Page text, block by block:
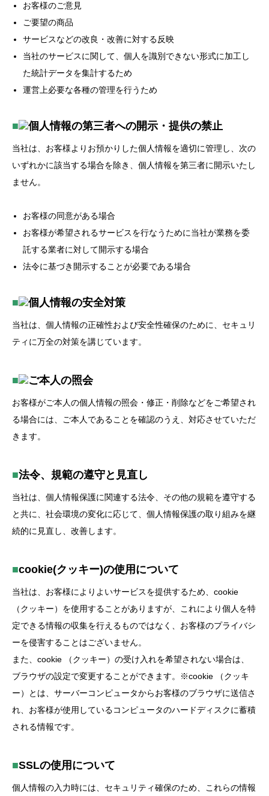
お客様のご意見
ご要望の商品
サービスなどの改良・改善に対する反映
当社のサービスに関して、個人を識別できない形式に加工し
た統計データを集計するため
運営上必要な各種の管理を行うため
■ 個人情報の第三者への開示・提供の禁止
当社は、お客様よりお預かりした個人情報を適切に管理し、次の
いずれかに該当する場合を除き、個人情報を第三者に開示いたし
ません。
お客様の同意がある場合
お客様が希望されるサービスを行なうために当社が業務を委
託する業者に対して開示する場合
法令に基づき開示することが必要である場合
■ 個人情報の安全対策
当社は、個人情報の正確性および安全性確保のために、セキュリ
ティに万全の対策を講じています。
■ ご本人の照会
お客様がご本人の個人情報の照会・修正・削除などをご希望され
る場合には、ご本人であることを確認のうえ、対応させていただ
きます。
■法令、規範の遵守と見直し
当社は、個人情報保護に関連する法令、その他の規範を遵守する
と共に、社会環境の変化に応じて、個人情報保護の取り組みを継
続的に見直し、改善します。
■cookie(クッキー)の使用について
当社は、お客様によりよいサービスを提供するため、cookie
（クッキー）を使用することがありますが、これにより個人を特
定できる情報の収集を行えるものではなく、お客様のプライバシ
ーを侵害することはございません。
また、cookie （クッキー）の受け入れを希望されない場合は、
ブラウザの設定で変更することができます。 ※cookie （クッキ
ー）とは、サーバーコンピュータからお客様のブラウザに送信さ
れ、お客様が使用しているコンピュータのハードディスクに蓄積
される情報です。
■SSLの使用について
個人情報の入力時には、セキュリティ確保のため、これらの情報